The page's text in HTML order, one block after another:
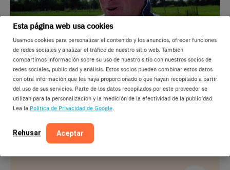
Esta página web usa cookies
Usamos cookies para personalizar el contenido y los anuncios, ofrecer funciones
de redes sociales y analizar el tráfico de nuestro sitio web. También
compartimos información sobre su uso de nuestro sitio con nuestros socios de
redes sociales, publicidad y análisis. Estos socios pueden combinar estos datos
con otra información que les haya proporcionado o que hayan recopilado a partir
del uso de sus servicios. Parte de los datos recopilados por este proveedor se
utilizan para la personalización y la medición de la efectividad de la publicidad.
Lea la Política de Privacidad de Google
Rehusar Aceptar
“It’s like having a man with the
cows 24 hours a day.”
Jamie Kealy
120 cows
County Carlow, Ireland